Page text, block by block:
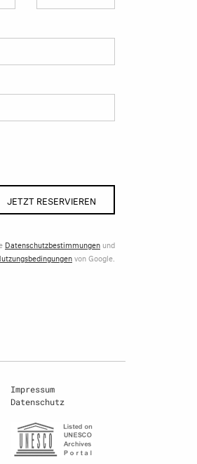
JETZT RESERVIEREN
Datenschutzbestimmungen und
von Google.
Impressum
Datenschutz